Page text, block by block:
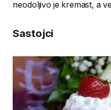
neodoljivo je kremast, a
Sastojci